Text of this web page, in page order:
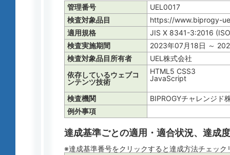
管理番号
UEL0017
検査対象品目
https://www.biprogy-
適用規格
JIS X 8341-3:2016
検査実施期間
2023年07月18日 ～
検査対象品目所有者
UEL株式会社
依存しているウェブコ
ンテンツ技術
HTML5 CSS3
JavaScript
検査機関
BIPROGYチャレンジド
例外事項
達成基準ごとの適用・適合状況、達成
※達成基準番号をクリックすると達成方法チェック